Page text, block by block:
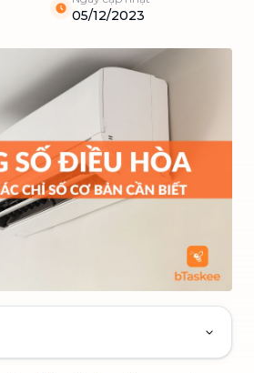
05/12/2023